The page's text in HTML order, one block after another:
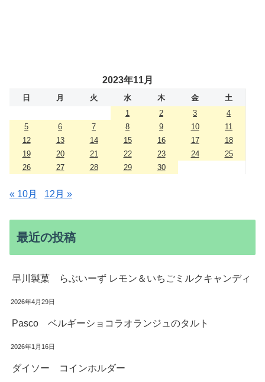
2023年11月
日 月 火 水 木 金
土
1
2 3
4
5
6 7 8 9 10
11
12
13 14 15 16 17
18
19
20 21 22 23 24
25
26
27 28 29 30
« 10月 12月 »
最近の投稿
早川製菓 らぶいーず レモン＆いちごミルクキャンディ
2026年4月29日
Pasco ベルギーショコラオランジュのタルト
2026年1月16日
ダイソー コインホルダー